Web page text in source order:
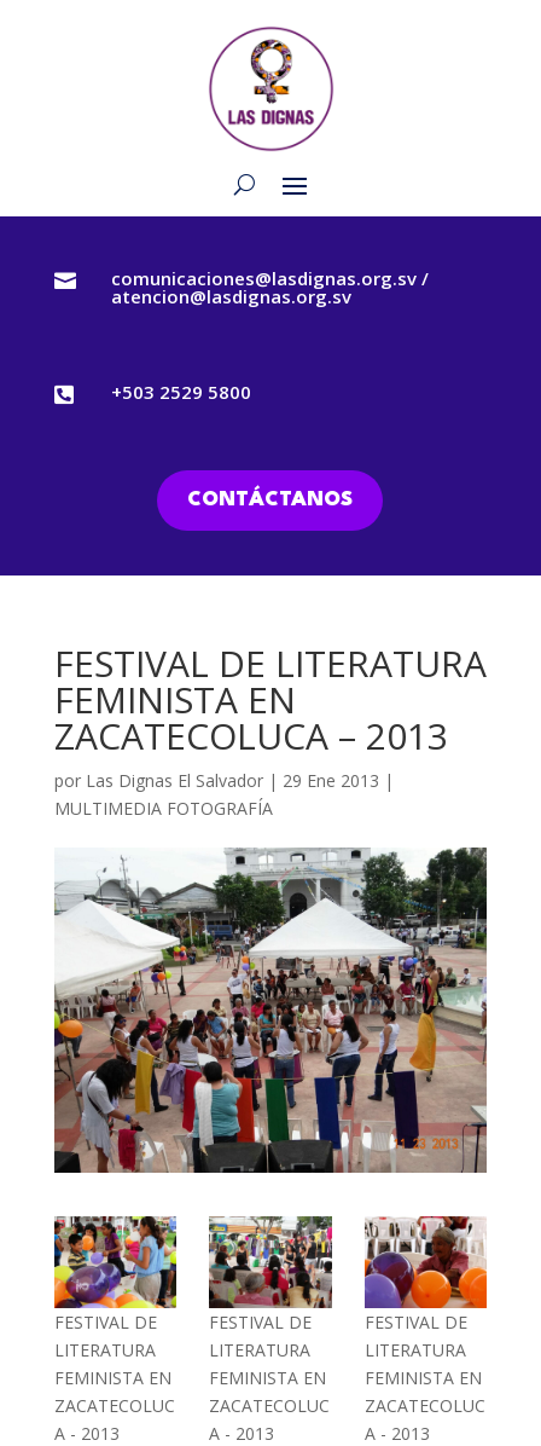
 comunicaciones@lasdignas.org.sv /
atencion@lasdignas.org.sv
 +503 2529 5800
CONTÁCTANOS
FESTIVAL DE LITERATURA
FEMINISTA EN
ZACATECOLUCA – 2013
por Las Dignas El Salvador| 29 Ene 2013 |
MULTIMEDIA FOTOGRAFÍA
FESTIVAL DE
LITERATURA
FEMINISTA EN
ZACATECOLUC
A - 2013
FESTIVAL DE
LITERATURA
FEMINISTA EN
ZACATECOLUC
A - 2013
FESTIVAL DE
LITERATURA
FEMINISTA EN
ZACATECOLUC
A - 2013